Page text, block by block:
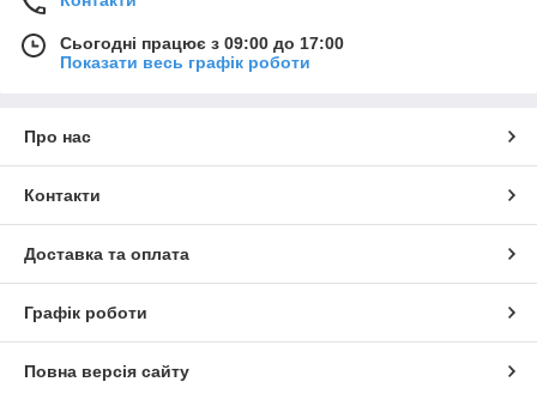
Сьогодні працює з 09:00 до 17:00
Показати весь графік роботи
Про нас
Контакти
Доставка та оплата
Графік роботи
Повна версія сайту